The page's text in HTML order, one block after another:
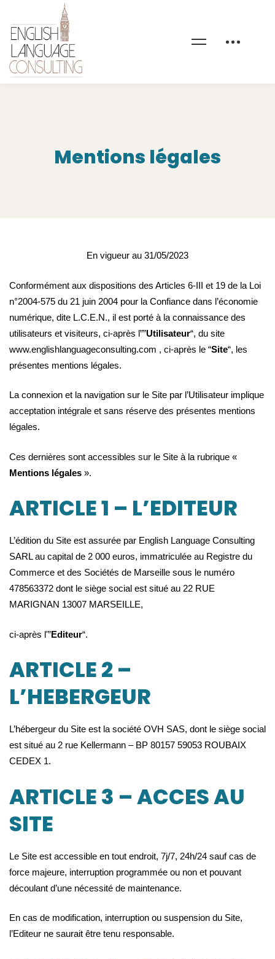
Mentions légales
Mentions
légales
En vigueur au 31/05/2023
Conformément aux dispositions des Articles 6-III et 19 de la Loi
n°2004-575 du 21 juin 2004 pour la Confiance dans l’économie
numérique, dite L.C.E.N., il est porté à la connaissance des
utilisateurs et visiteurs, ci-après l””Utilisateur“, du site
www.englishlanguageconsulting.com , ci-après le “Site“, les
présentes mentions légales.
La connexion et la navigation sur le Site par l’Utilisateur implique
acceptation intégrale et sans réserve des présentes mentions
légales.
Ces dernières sont accessibles sur le Site à la rubrique «
Mentions légales ».
ARTICLE 1 – L’EDITEUR
L’édition du Site est assurée par English Language Consulting
SARL au capital de 2 000 euros, immatriculée au Registre du
Commerce et des Sociétés de Marseille sous le numéro
478563372 dont le siège social est situé au 22 RUE
MARIGNAN 13007 MARSEILLE,
ci-après l'”Editeur“.
ARTICLE 2 –
L’HEBERGEUR
L’hébergeur du Site est la société OVH SAS, dont le siège social
est situé au 2 rue Kellermann – BP 80157 59053 ROUBAIX
CEDEX 1.
ARTICLE 3 – ACCES AU
SITE
Le Site est accessible en tout endroit, 7j/7, 24h/24 sauf cas de
force majeure, interruption programmée ou non et pouvant
découlant d’une nécessité de maintenance.
En cas de modification, interruption ou suspension du Site,
l’Editeur ne saurait être tenu responsable.